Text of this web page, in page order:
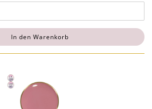
In den Warenkorb